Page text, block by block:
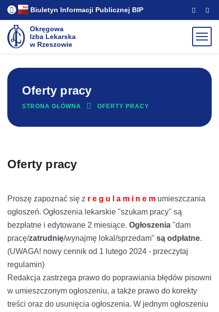
Biuletyn Informacji Publicznej BIP
Okręgowa
Izba Lekarska
w Rzeszowie
Oferty pracy
STRONA GŁÓWNA OFERTY PRACY
Oferty pracy
Proszę zapoznać się z r e g u l a m i n e m umieszczania
ogłoszeń. Ogłoszenia lekarskie "szukam pracy" są
bezpłatne i edytowane 2 miesiące. Ogłoszenia "dam
pracę/zatrudnię/wynajmę lokal/sprzedam" są odpłatne.
(UWAGA! nowy cennik od 1 lutego 2024 - przeczytaj
regulamin)
Redakcja zastrzega prawo do poprawiania błędów pisowni
w umieszczonym ogłoszeniu, a także prawo do korekty
treści oraz do usunięcia ogłoszenia. W jednym ogłoszeniu